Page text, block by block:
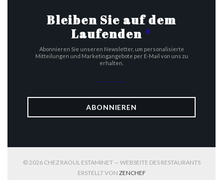
Bleiben Sie auf dem
Laufenden *
Abonnieren Sie unseren Newsletter, um personalisierte
Mitteilungen und Marketingangebote per E-Mail von uns zu
erhalten.
ABONNIEREN
© 2026 CHEZ RAOUL ESTAMINET — WEBSEITE DES RESTAURANTS
ERSTELLT VON ZENCHEF((ÖFFNET EIN NEUES